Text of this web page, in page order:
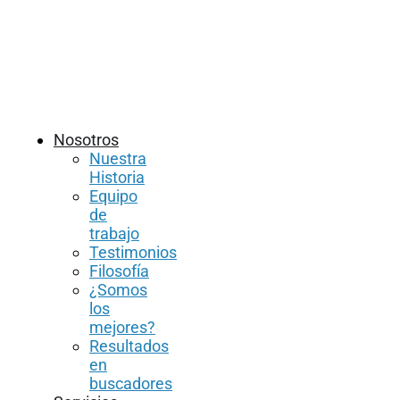
Nosotros
Nuestra
Historia
Equipo
de
trabajo
Testimonios
Filosofía
¿Somos
los
mejores?
Resultados
en
buscadores